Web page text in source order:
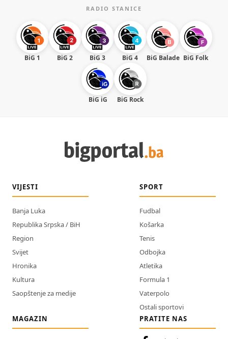
RADIO STANICE
BiG 1 BiG 2 BiG 3 BiG 4 BiG Balade BiG Folk
BiG iG BiG Rock
VIJESTI
Banja Luka
Republika Srpska / BiH
Region
Svijet
Hronika
Kultura
Saopštenje za medije
SPORT
Fudbal
Košarka
Tenis
Odbojka
Atletika
Formula 1
Vaterpolo
Ostali sportovi
MAGAZIN
PRATITE NAS